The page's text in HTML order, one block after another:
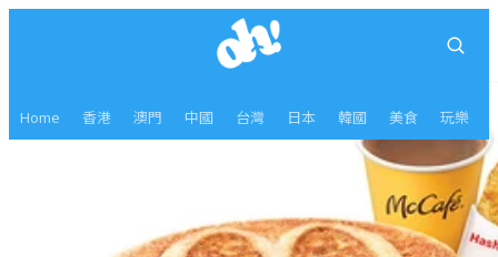
Home 香港 澳門 中國 台灣 日本 韓國 美食 玩樂